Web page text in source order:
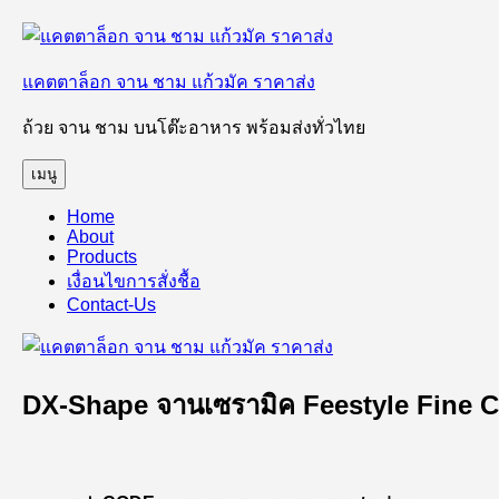
ข้าม
ยัง
บทความ
แคตตาล็อก จาน ชาม แก้วมัค ราคาส่ง
ถ้วย จาน ชาม บนโต๊ะอาหาร พร้อมส่งทั่วไทย
เมนู
Home
About
Products
เงื่อนไขการสั่งชื้อ
Contact-Us
DX-Shape จานเซรามิค Feestyle Fine